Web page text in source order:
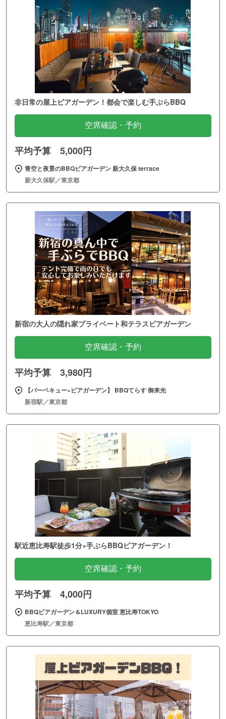
非日常の屋上ビアガーデン！都会で楽しむ手ぶらBBQ
空席確認・予約
平均予算 5,000円
青空と夜景のBBQビアガーデン 新大久保 terrace
新大久保駅／東京都
新宿の大人の隠れ家プライベート和テラスビアガーデン
空席確認・予約
平均予算 3,980円
【バーベキュー×ビアガーデン】 BBQてらす 御来光
新宿駅／東京都
駅近恵比寿駅徒歩1分×手ぶらBBQビアガーデン！
空席確認・予約
平均予算 4,000円
BBQビアガーデン＆LUXURY個室 恵比寿TOKYO
恵比寿駅／東京都